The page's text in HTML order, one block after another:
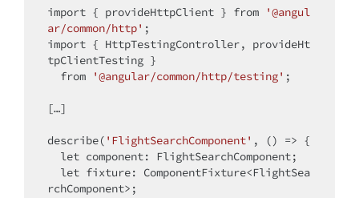
import { provideHttpClient } from
'@angul
ar/common/http'
import { HttpTestingController, provideHt
tpClientTesting }
  from
'@angular/common/http/testing' ;
[…]
describe( 'FlightSearchComponent' , () => {
rchComponent>;